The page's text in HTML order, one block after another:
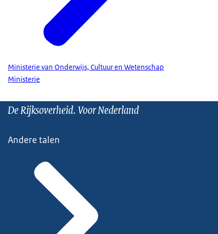
Ministerie van Onderwijs, Cultuur en Wetenschap
Ministerie
De Rijksoverheid. Voor Nederland
Andere talen